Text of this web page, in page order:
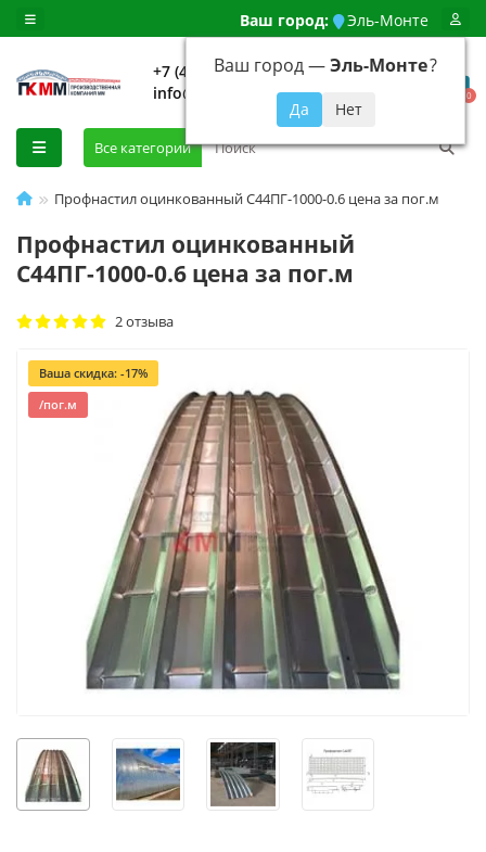
Ваш город: Эль-Монте
Ваш город —Эль-Монте?
+7 (499) 648-92-94
info@evroshtaketnikmoskva.ru
0
Все категории
Профнастил оцинкованный С44ПГ-1000-0.6 цена за пог.м
Профнастил оцинкованный
С44ПГ-1000-0.6 цена за пог.м
2 отзыва
Ваша скидка: -17%
/пог.м